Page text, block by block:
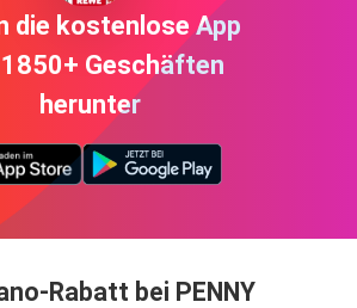
die kostenlose App
Geschäften
herunter
Rabatt bei PENNY